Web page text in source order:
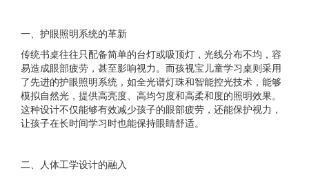
一、护眼照明系统的革新
传统书桌往往只配备简单的台灯或吸顶灯，光线分布不均，容
易造成眼部疲劳，甚至影响视力。而孩视宝儿童学习桌则采用
了先进的护眼照明系统，如全光谱灯珠和智能控光技术，能够
模拟自然光，提供高亮度、高均匀度和高柔和度的照明效果。
这种设计不仅能够有效减少孩子的眼部疲劳，还能保护视力，
让孩子在长时间学习时也能保持眼睛舒适。
二、人体工学设计的融入